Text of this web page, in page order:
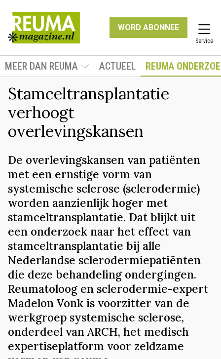
WORD ABONNEE
Service
MEER DAN REUMA ACTUEEL REUMA
Stamceltransplantatie
verhoogt
overlevingskansen
De overlevingskansen van patiënten
met een ernstige vorm van
systemische sclerose (sclerodermie)
worden aanzienlijk hoger met
stamceltransplantatie. Dat blijkt uit
een onderzoek naar het effect van
stamceltransplantatie bij alle
Nederlandse sclerodermiepatiënten
die deze behandeling ondergingen.
Reumatoloog en sclerodermie-expert
Madelon Vonk is voorzitter van de
werkgroep systemische sclerose,
onderdeel van ARCH, het medisch
expertiseplatform voor zeldzame